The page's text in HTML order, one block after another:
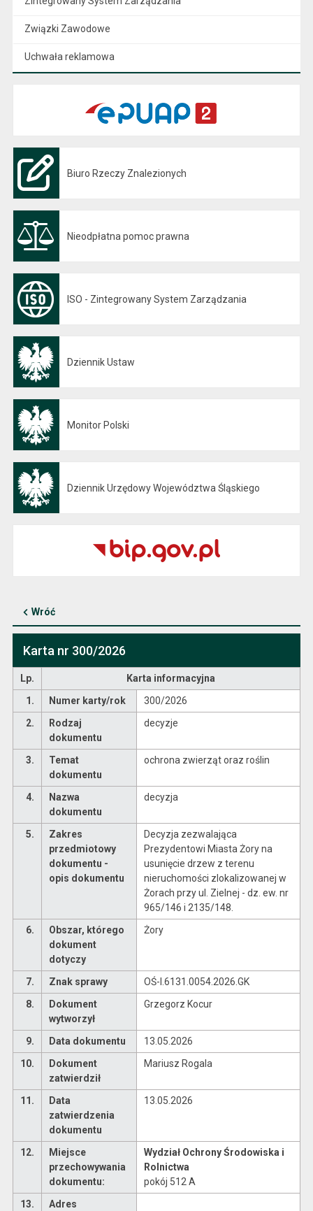
Związki Zawodowe
Uchwała reklamowa
Biuro Rzeczy Znalezionych
Nieodpłatna pomoc prawna
ISO - Zintegrowany System Zarządzania
Dziennik Ustaw
Monitor Polski
Dziennik Urzędowy Województwa Śląskiego
Wróć
Karta nr 300/2026
Lp.
Karta informacyjna
1.
Numer karty/rok
300/2026
2.
Rodzaj
dokumentu
decyzje
3.
Temat
dokumentu
ochrona zwierząt oraz roślin
4.
Nazwa
dokumentu
decyzja
5.
Zakres
przedmiotowy
dokumentu -
opis dokumentu
Decyzja zezwalająca
Prezydentowi Miasta Żory na
usunięcie drzew z terenu
nieruchomości zlokalizowanej w
Żorach przy ul. Zielnej - dz. ew. nr
965/146 i 2135/148.
6.
Obszar, którego
dokument
dotyczy
Żory
7. Znak sprawy
OŚ-I.6131.0054.2026.GK
8.
Dokument
wytworzył
Grzegorz Kocur
9. Data dokumentu
13.05.2026
10.
Dokument
zatwierdził
Mariusz Rogala
11.
Data
zatwierdzenia
dokumentu
13.05.2026
12.
Miejsce
przechowywania
dokumentu:
Wydział Ochrony Środowiska i
Rolnictwa
pokój 512 A
13.
Adres